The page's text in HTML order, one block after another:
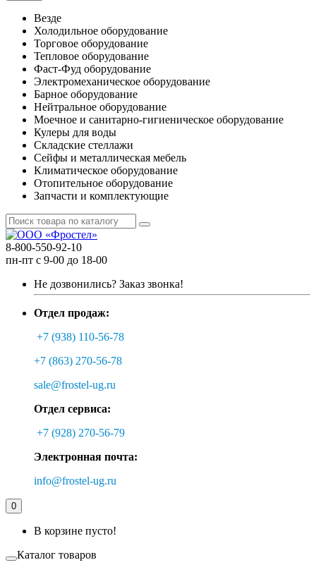
Везде
Холодильное оборудование
Торговое оборудование
Тепловое оборудование
Фаст-Фуд оборудование
Электромеханическое оборудование
Барное оборудование
Нейтральное оборудование
Моечное и санитарно-гигиеническое оборудование
Кулеры для воды
Складские стеллажи
Сейфы и металлическая мебель
Климатическое оборудование
Отопительное оборудование
Запчасти и комплектующие
8-800-550-92-10
пн-пт с 9-00 до 18-00
Не дозвонились? Заказ звонка!
Отдел продаж:
+7 (938) 110-56-78
+7 (863) 270-56-78
sale@frostel-ug.ru
Отдел сервиса:
+7 (928) 270-56-79
Электронная почта:
info@frostel-ug.ru
0
В корзине пусто!
Каталог товаров